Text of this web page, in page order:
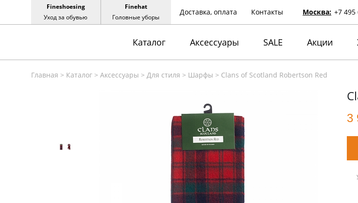
Fineshoesing
Уход за обувью
Finehat
Головные уборы
Доставка, оплата Контакты Москва: +7 495
Каталог Аксессуары SALE Акции
Главная > Каталог> Аксессуары > Для стиля > Шарфы > Clans of Scotland Robertson Red
3